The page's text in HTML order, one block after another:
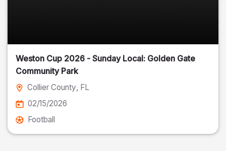
Weston Cup 2026 - Sunday Local: Golden Gate
Community Park
Collier County, FL
02/15/2026
Football